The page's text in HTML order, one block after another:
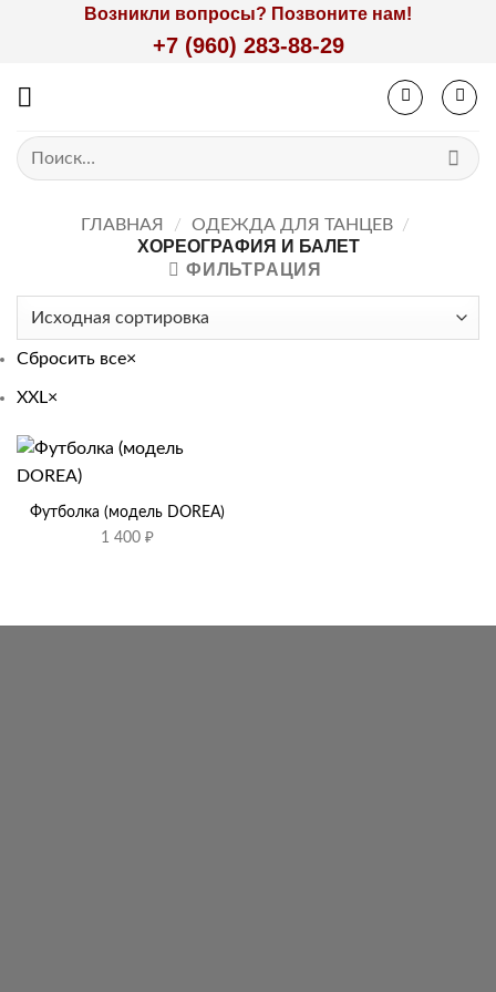
Возникли вопросы? Позвоните нам!
+7 (960) 283-88-29
Искать:
ГЛАВНАЯ / ОДЕЖДА ДЛЯ ТАНЦЕВ /
ХОРЕОГРАФИЯ И БАЛЕТ
ФИЛЬТРАЦИЯ
Сбросить все×
XXL×
Футболка (модель DOREA)
1 400 ₽